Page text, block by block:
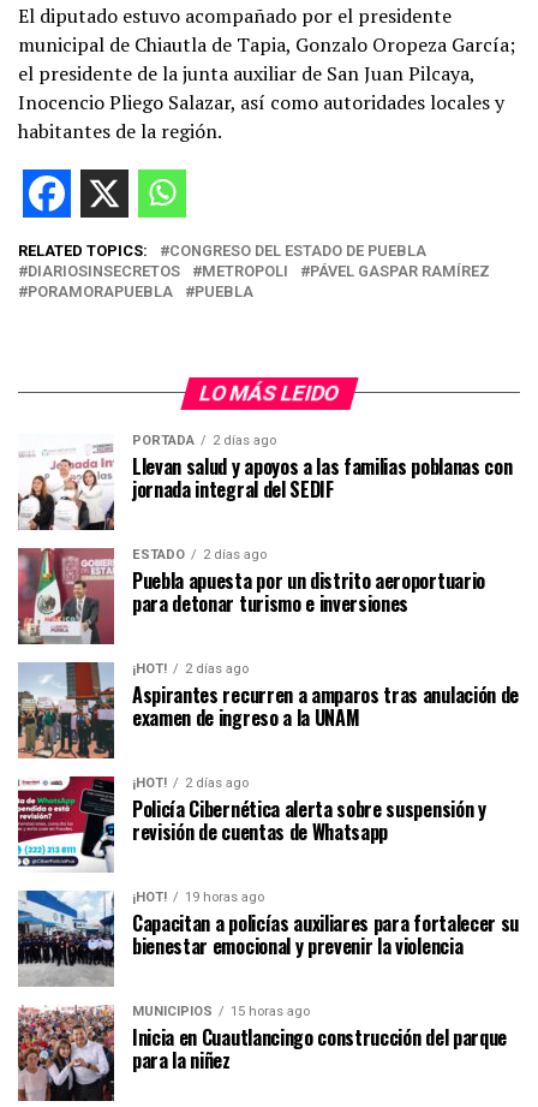
El diputado estuvo acompañado por el presidente
municipal de Chiautla de Tapia, Gonzalo Oropeza García;
el presidente de la junta auxiliar de San Juan Pilcaya,
Inocencio Pliego Salazar, así como autoridades locales y
habitantes de la región.
RELATED TOPICS:
CONGRESO DEL ESTADO DE PUEBLA
DIARIOSINSECRETOS
METROPOLI
PÁVEL GASPAR RAMÍREZ
PORAMORAPUEBLA
PUEBLA
LO MÁS LEIDO
PORTADA 2 días ago
Llevan salud y apoyos a las familias poblanas con
jornada integral del SEDIF
ESTADO 2 días ago
Puebla apuesta por un distrito aeroportuario
para detonar turismo e inversiones
¡HOT! 2 días ago
Aspirantes recurren a amparos tras anulación de
examen de ingreso a la UNAM
¡HOT! 2 días ago
Policía Cibernética alerta sobre suspensión y
revisión de cuentas de Whatsapp
¡HOT! 19 horas ago
Capacitan a policías auxiliares para fortalecer su
bienestar emocional y prevenir la violencia
MUNICIPIOS 15 horas ago
Inicia en Cuautlancingo construcción del parque
para la niñez